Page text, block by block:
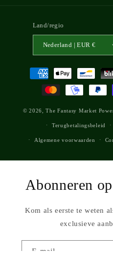
Land/regio
Nederland | EUR €
Betaalmethoden
© 2026,The Fantasy Market
Terugbetalingsbeleid
Algemene voorwaarden
Abonneren
Kom als eerste te weten
exclusieve
E‑mail